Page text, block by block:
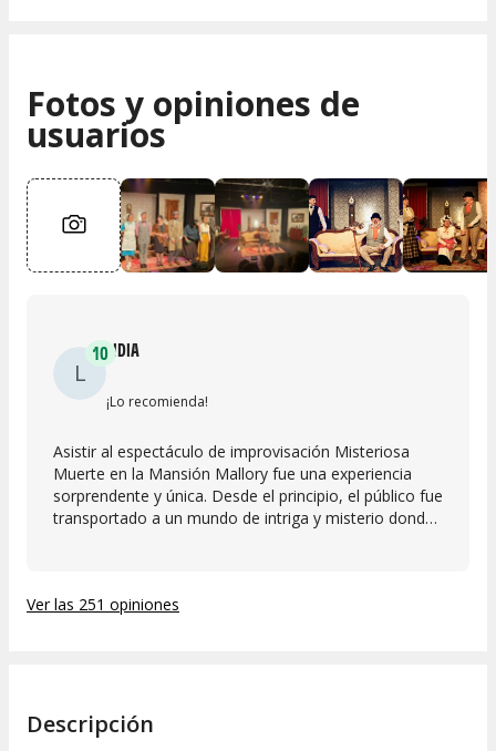
Fotos y opiniones de
usuarios
L
10LIDIA
¡Lo recomienda!
Asistir al espectáculo de improvisación Misteriosa
Muerte en la Mansión Mallory fue una experiencia
sorprendente y única. Desde el principio, el público fue
transportado a un mundo de intriga y misterio donde
sobre la marcha, manteniendo la atención de todos
absolutamente agradable. Además, la ambientación
de la mansión, junto al talento del elenco, capturó
Ver las 251 opiniones
Descripción